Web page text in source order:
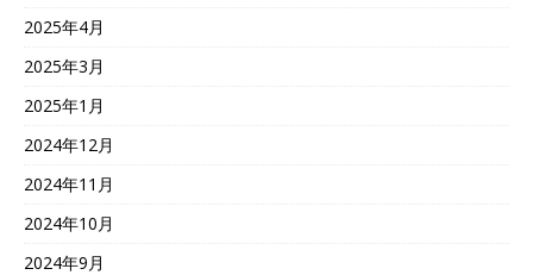
2025年4月
2025年3月
2025年1月
2024年12月
2024年11月
2024年10月
2024年9月